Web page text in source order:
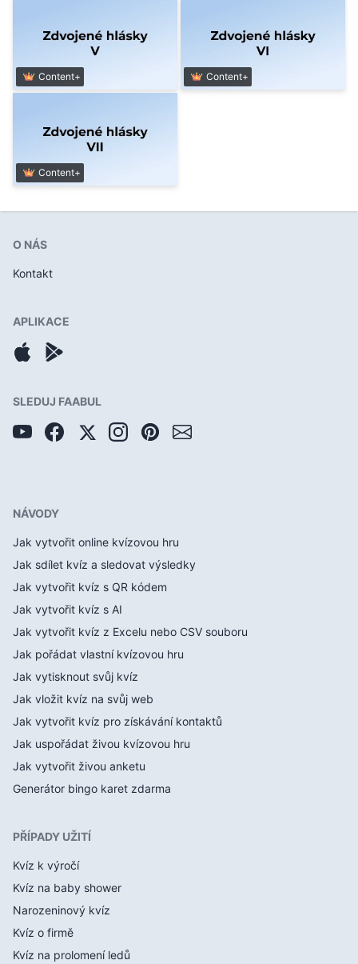
Content+ Content+
Content+
O NÁS
Kontakt
APLIKACE
SLEDUJ FAABUL
NÁVODY
Jak vytvořit online kvízovou hru
Jak sdílet kvíz a sledovat výsledky
Jak vytvořit kvíz s QR kódem
Jak vytvořit kvíz s AI
Jak vytvořit kvíz z Excelu nebo CSV souboru
Jak pořádat vlastní kvízovou hru
Jak vytisknout svůj kvíz
Jak vložit kvíz na svůj web
Jak vytvořit kvíz pro získávání kontaktů
Jak uspořádat živou kvízovou hru
Jak vytvořit živou anketu
Generátor bingo karet zdarma
PŘÍPADY UŽITÍ
Kvíz k výročí
Kvíz na baby shower
Narozeninový kvíz
Kvíz o firmě
Kvíz na prolomení ledů